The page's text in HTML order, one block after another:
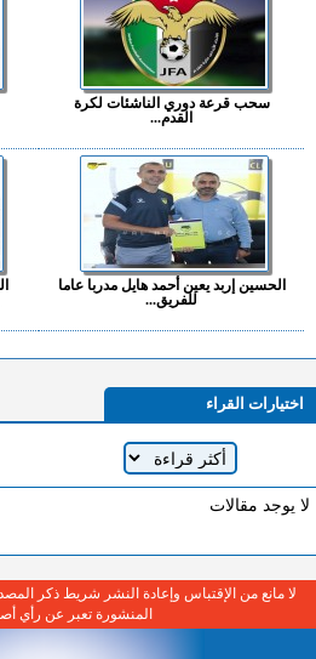
سحب قرعة دوري الناشئات لكرة
القدم...
الحسين إربد يعين أحمد هايل مدربا عاما
للفريق...
اختيارات القراء
لا يوجد مقالات
لا مانع من الإقتباس وإعادة النشر شريط ذكر
المنشورة تعبر عن رأي